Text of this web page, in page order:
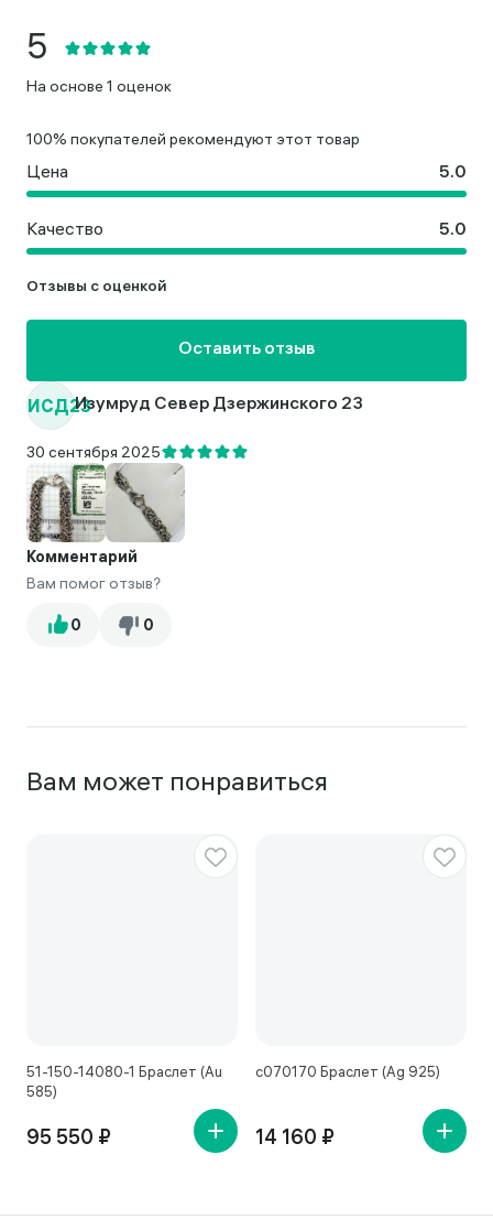
ИСД23Изумруд Север Дзержинского 23
30 сентября 2025
Комментарий
Вам помог отзыв?
На основе 1 оценок
100% покупателей рекомендуют этот товар
Цена
Качество
Отзывы с оценкой
Оставить отзыв
Вам может понравиться
51-150-14080-1 Браслет (Au
585)
95 550 ₽
с070170 Браслет (Ag 925)
14 160 ₽